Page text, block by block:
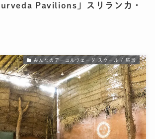
Pavilions」スリランカ・
みんなのアーユルヴェーダ スクール / 施設